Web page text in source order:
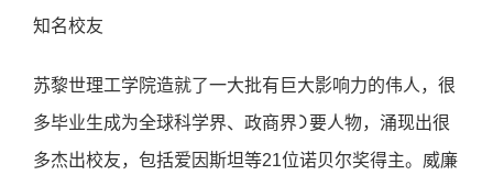
知名校友
苏黎世理⼯学院造就了⼀⼤批有巨⼤影响⼒的伟⼈，很
多毕业⽣成为全球科学界、政商界᯿要⼈物，涌现出很
多杰出校友，包括爱因斯坦等21位诺⻉尔奖得主。威廉